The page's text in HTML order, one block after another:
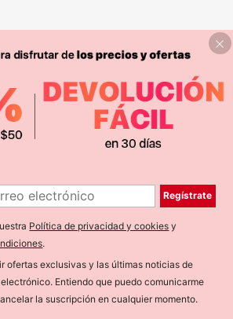
Regístrate
Política de privacidad y cookies y
.
ofertas exclusivas y las últimas noticias de
Entiendo que puedo comunicarme
la suscripción en cualquier momento.